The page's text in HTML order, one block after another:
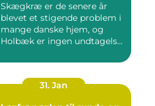
Skægkræ er de senere år
blevet et stigende problem i
mange danske hjem, og
Holbæk er ingen undtagels...
31. Jan